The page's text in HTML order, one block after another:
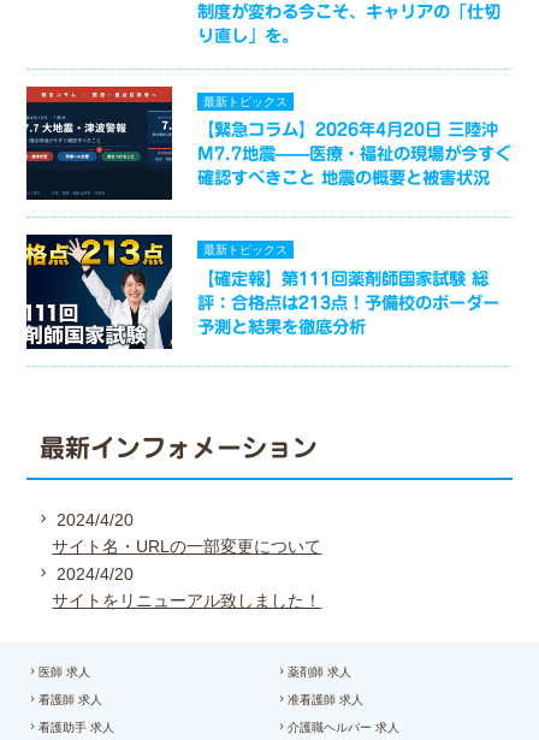
制度が変わる今こそ、キャリアの「仕切
り直し」を。
最新トピックス
【緊急コラム】2026年4月20日 三陸沖
M7.7地震——医療・福祉の現場が今すぐ
確認すべきこと 地震の概要と被害状況
最新トピックス
【確定報】第111回薬剤師国家試験 総
評：合格点は213点！予備校のボーダー
予測と結果を徹底分析
最新インフォメーション
2024/4/20
サイト名・URLの一部変更について
2024/4/20
サイトをリニューアル致しました！
医師 求人 薬剤師 求人
看護師 求人 准看護師 求人
看護助手 求人 介護職ヘルパー 求人